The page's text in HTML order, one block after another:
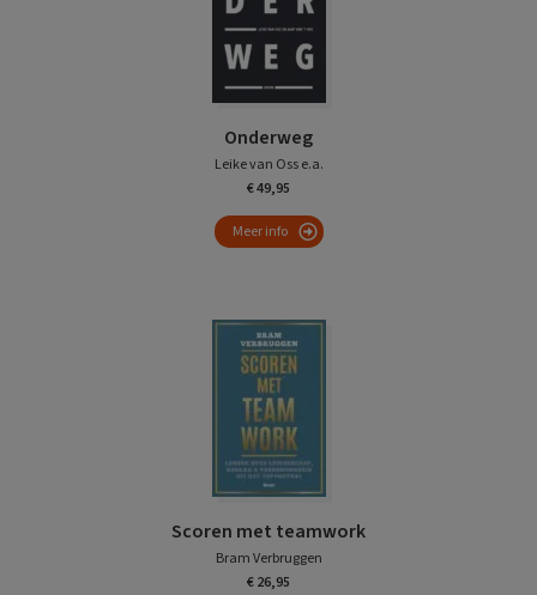
Onderweg
Leike van Oss e.a.
€ 49,95
Meer info
Scoren met teamwork
Bram Verbruggen
€ 26,95